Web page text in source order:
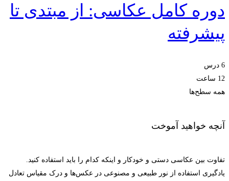
دوره کامل عکاسی: از مبتدی تا
پیشرفته
6 درس
12 ساعت
همه سطح‌ها
آنچه خواهید آموخت
تفاوت بین عکاسی دستی و خودکار و اینکه کدام را باید استفاده کنید.
یادگیری استفاده از نور طبیعی و مصنوعی در عکس‌ها و درک مقیاس تعادل